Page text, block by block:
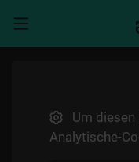
TALKWERKUm diesen
Analytische-